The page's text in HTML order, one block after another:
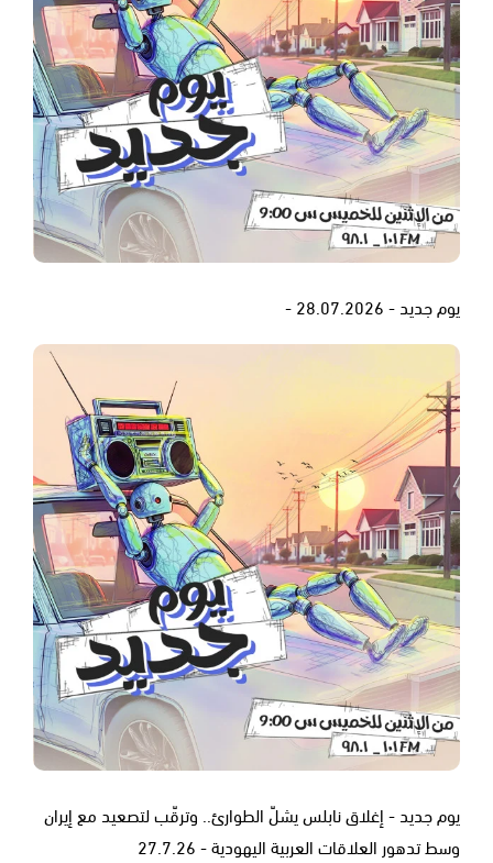
يوم جديد - 28.07.2026 -
يوم جديد - إغلاق نابلس يشلّ الطوارئ.. وترقّب لتصعيد مع إيران
وسط تدهور العلاقات العربية اليهودية - 27.7.26